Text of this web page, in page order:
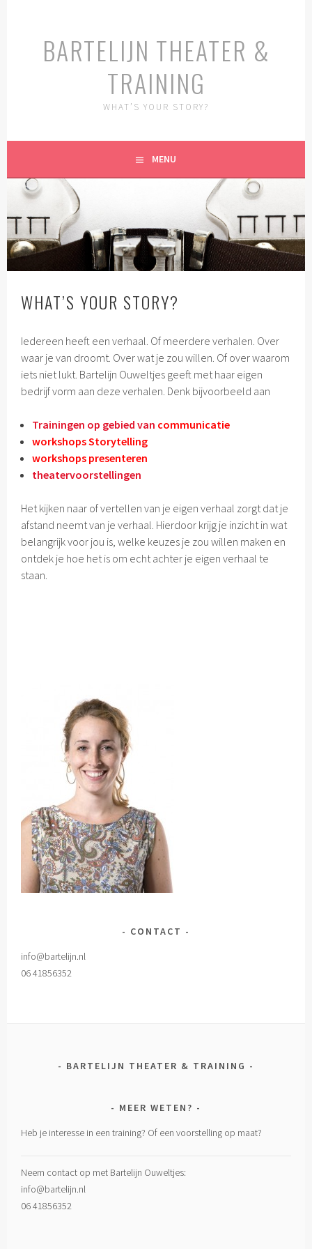
BARTELIJN THEATER &
TRAINING
WHAT’S YOUR STORY?
MENU
WHAT’S YOUR STORY?
Iedereen heeft een verhaal. Of meerdere verhalen. Over
waar je van droomt. Over wat je zou willen. Of over waarom
iets niet lukt. Bartelijn Ouweltjes geeft met haar eigen
bedrijf vorm aan deze verhalen. Denk bijvoorbeeld aan
Trainingen op gebied van communicatie
workshops Storytelling
workshops presenteren
theatervoorstellingen
Het kijken naar of vertellen van je eigen verhaal zorgt dat je
afstand neemt van je verhaal. Hierdoor krijg je inzicht in wat
belangrijk voor jou is, welke keuzes je zou willen maken en
ontdek je hoe het is om echt achter je eigen verhaal te
staan.
CONTACT
info@bartelijn.nl
06 41856352
BARTELIJN THEATER & TRAINING
MEER WETEN?
Heb je interesse in een training? Of een voorstelling op maat?
Neem contact op met Bartelijn Ouweltjes:
info@bartelijn.nl
06 41856352